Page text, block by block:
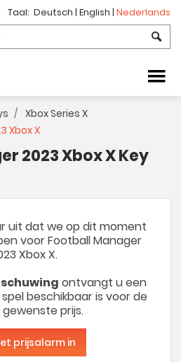
Taal: Deutsch | English | Nederlands
Xbox Series X
Xbox X
2023 Xbox X Key
uit dat we op dit moment
voor Football Manager
Xbox X.
ontvangt u een
beschikbaar is voor de
prijs.
prijsalarm in